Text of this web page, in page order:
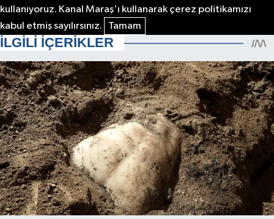
kullanıyoruz. Kanal Maraş'ı kullanarak çerez politikamızı
kabul etmiş sayılırsınız.
Tamam